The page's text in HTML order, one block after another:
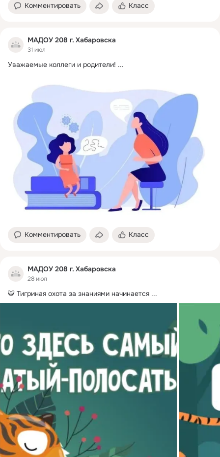
Комментировать Класс
МАДОУ 208 г. Хабаровска
31 июл
Уважаемые коллеги и родители! ...
Комментировать Класс
МАДОУ 208 г. Хабаровска
28 июл
🐯 Тигриная охота за знаниями начинается ...